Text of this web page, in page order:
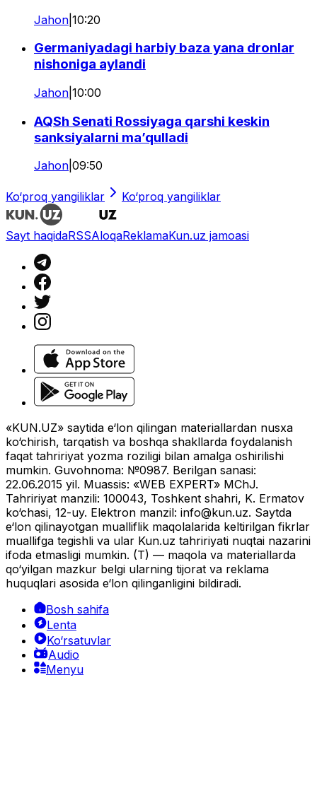
Jahon 10:20
Germaniyadagi harbiy baza yana dronlar
nishoniga aylandi
Jahon 10:00
AQSh Senati Rossiyaga qarshi keskin
sanksiyalarni ma’qulladi
Jahon 09:50
Ko‘proq yangiliklar Ko‘proq yangiliklar
Sayt haqidaRSSAloqaReklamaKun.uz jamoasi
«KUN.UZ» saytida e‘lon qilingan materiallardan nusxa
ko‘chirish, tarqatish va boshqa shakllarda foydalanish
faqat tahririyat yozma roziligi bilan amalga oshirilishi
mumkin. Guvohnoma: №0987. Berilgan sanasi:
22.06.2015 yil. Muassis: «WEB EXPERT» MChJ.
Tahririyat manzili: 100043, Toshkent shahri, K. Ermatov
ko‘chasi, 12-uy. Elektron manzil: info@kun.uz. Saytda
e‘lon qilinayotgan mualliflik maqolalarida keltirilgan fikrlar
muallifga tegishli va ular Kun.uz tahririyati nuqtai nazarini
ifoda etmasligi mumkin. (T) — maqola va materiallarda
qo‘yilgan mazkur belgi ularning tijorat va reklama
huquqlari asosida e‘lon qilinganligini bildiradi.
Bosh sahifa
Lenta
Ko‘rsatuvlar
Audio
Menyu